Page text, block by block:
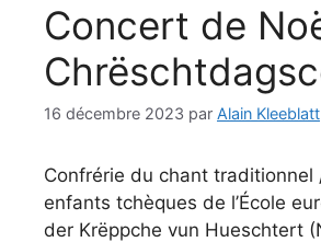
Concert de
16 décembre 2023 par Alain Kleeblatt
Confrérie du chant traditionnel
enfants tchèques de l’École
der Krëppche vun Hueschtert